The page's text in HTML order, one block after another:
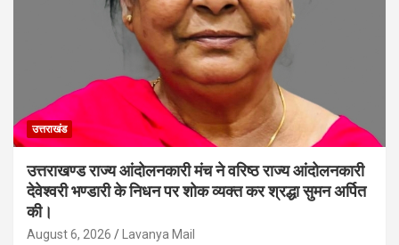
उत्तराखंड
उत्तराखण्ड राज्य आंदोलनकारी मंच ने वरिष्ठ राज्य आंदोलनकारी
देवेश्वरी भण्डारी के निधन पर शोक व्यक्त कर श्रद्धा सुमन अर्पित
की।
August 6, 2026 Lavanya Mail